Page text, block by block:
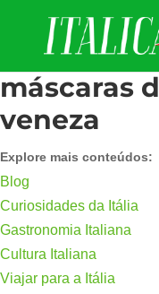
máscaras
veneza
Explore mais conteúdos:
Blog
Curiosidades da Itália
Gastronomia Italiana
Cultura Italiana
Viajar para a Itália